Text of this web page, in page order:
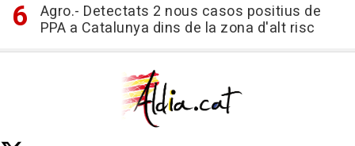
Agro.- Detectats 2 nous casos positius de
PPA a Catalunya dins de la zona d'alt risc